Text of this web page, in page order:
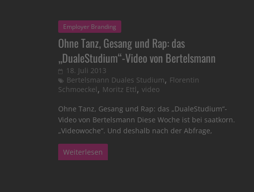
Employer Branding
Ohne Tanz, Gesang und Rap: das
„DualeStudium“-Video von Bertelsmann
18. Juli 2013
Bertelsmann Duales Studium, Florentin
Schmoeckel, Moritz Ettl, video
Ohne Tanz, Gesang und Rap: das „DualeStudium“-
Video von Bertelsmann Diese Woche ist bei saatkorn.
„Videowoche“. Und deshalb nach der Abfrage,
Weiterlesen